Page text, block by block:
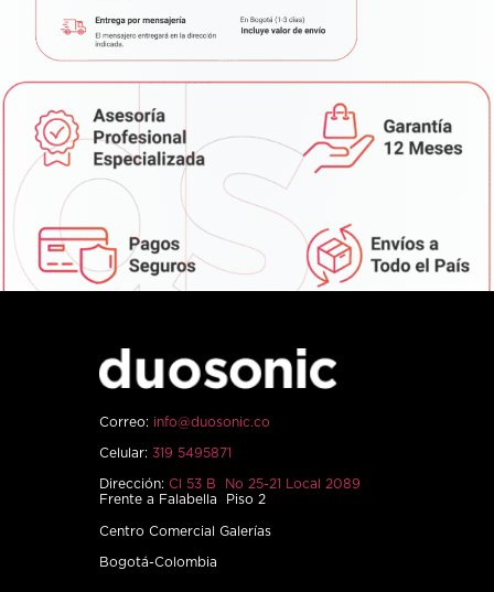
Correo: info@duosonic.co
Celular: 319 5495871
Dirección: Cl 53 B No 25-21 Local 2089
Frente a Falabella Piso 2
Centro Comercial Galerías
Bogotá-Colombia